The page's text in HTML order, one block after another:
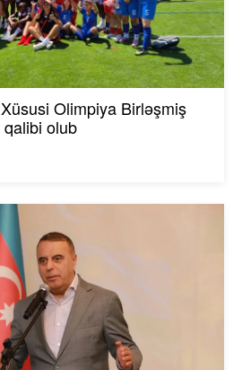
Olimpiya Birləşmiş
olub